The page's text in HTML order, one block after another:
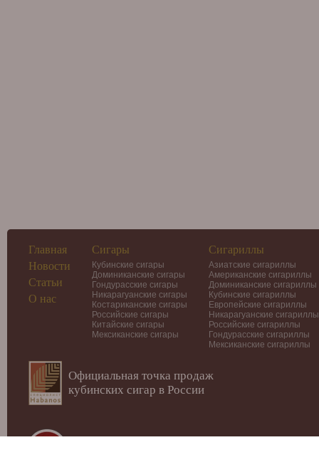
Главная
Новости
Статьи
О нас
Сигары
Кубинские сигары
Доминиканские сигары
Гондурасские сигары
Никарагуанские сигары
Костариканские сигары
Российские сигары
Китайские сигары
Мексиканские сигары
Сигариллы
Азиатские сигариллы
Американские сигариллы
Доминиканские сигариллы
Кубинские сигариллы
Европейские сигариллы
Никарагуанские сигариллы
Российские сигариллы
Гондурасские сигариллы
Мексиканские сигариллы
Официальная точка продаж
кубинских сигар в России